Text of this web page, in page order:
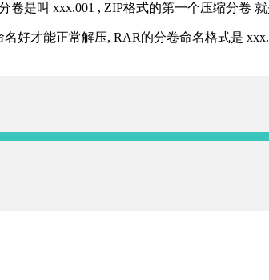
卷是叫 xxx.001 , ZIP格式的第一个压缩分卷
才能正常解压, RAR的分卷命名格式是